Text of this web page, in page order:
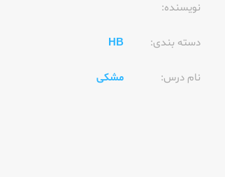
نویسنده:‌
دسته بندی: HB
نام درس: مشکی